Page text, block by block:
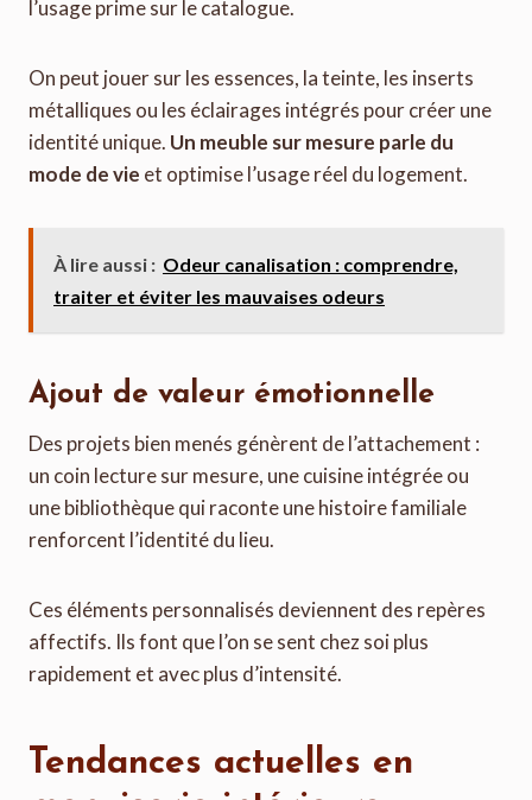
l’usage prime sur le catalogue.
On peut jouer sur les essences, la teinte, les inserts
métalliques ou les éclairages intégrés pour créer une
identité unique. Un meuble sur mesure parle du
mode de vie et optimise l’usage réel du logement.
À lire aussi : Odeur canalisation : comprendre,
traiter et éviter les mauvaises odeurs
Ajout de valeur émotionnelle
Des projets bien menés génèrent de l’attachement :
un coin lecture sur mesure, une cuisine intégrée ou
une bibliothèque qui raconte une histoire familiale
renforcent l’identité du lieu.
Ces éléments personnalisés deviennent des repères
affectifs. Ils font que l’on se sent chez soi plus
rapidement et avec plus d’intensité.
Tendances actuelles en